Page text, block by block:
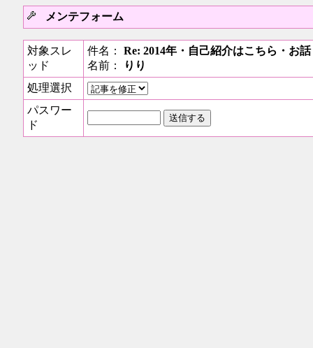
メンテフォーム
対象スレ
ッド
件名： Re: 2014年・自己紹介はこちら・お
名前：
りり
処理選択
パスワー
ド